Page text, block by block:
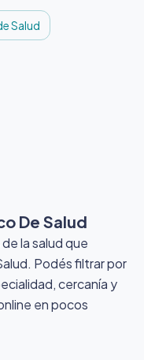
Salud
De Salud
la salud que
. Podés filtrar por
cercanía y
en pocos